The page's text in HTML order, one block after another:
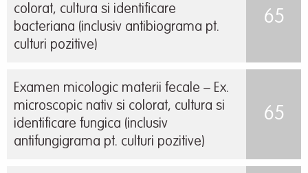
colorat, cultura si identificare
bacteriana (inclusiv antibiograma pt.
culturi pozitive)
65
Examen micologic materii fecale – Ex.
microscopic nativ si colorat, cultura si
identificare fungica (inclusiv
antifungigrama pt. culturi pozitive)
65